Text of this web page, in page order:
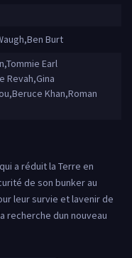
Burt
Earl
Revah,Gina
Khan,Roman
a réduit la Terre en
de son bunker au
leur survie et lavenir de
recherche dun nouveau